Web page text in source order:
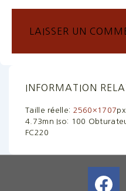
INFORMATION
Taille réelle: 2560×1707px
4.73mn Iso: 100
FC220